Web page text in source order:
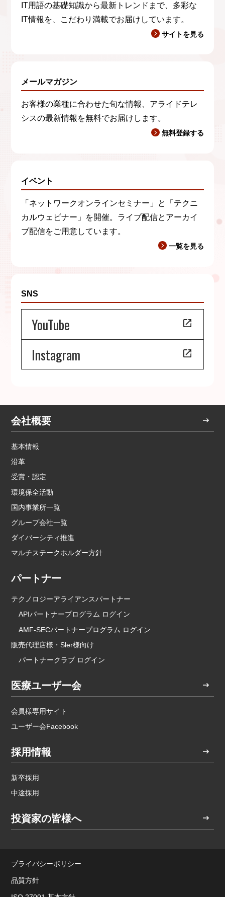
IT用語の基礎知識から最新トレンドまで、多彩な
IT情報を、こだわり満載でお届けしています。
サイトを見る
メールマガジン
お客様の業種に合わせた旬な情報、アライドテレ
シスの最新情報を無料でお届けします。
無料登録する
イベント
「ネットワークオンラインセミナー」と「テクニ
カルウェビナー」を開催。ライブ配信とアーカイ
ブ配信をご用意しています。
一覧を見る
SNS
YouTube
Instagram
会社概要
基本情報
沿革
受賞・認定
環境保全活動
国内事業所一覧
グループ会社一覧
ダイバーシティ推進
マルチステークホルダー方針
パートナー
テクノロジーアライアンスパートナー
APIパートナープログラム ログイン
AMF-SECパートナープログラム ログイン
販売代理店様・Sler様向け
パートナークラブ ログイン
医療ユーザー会
会員様専用サイト
ユーザー会Facebook
採用情報
新卒採用
中途採用
投資家の皆様へ
プライバシーポリシー
品質方針